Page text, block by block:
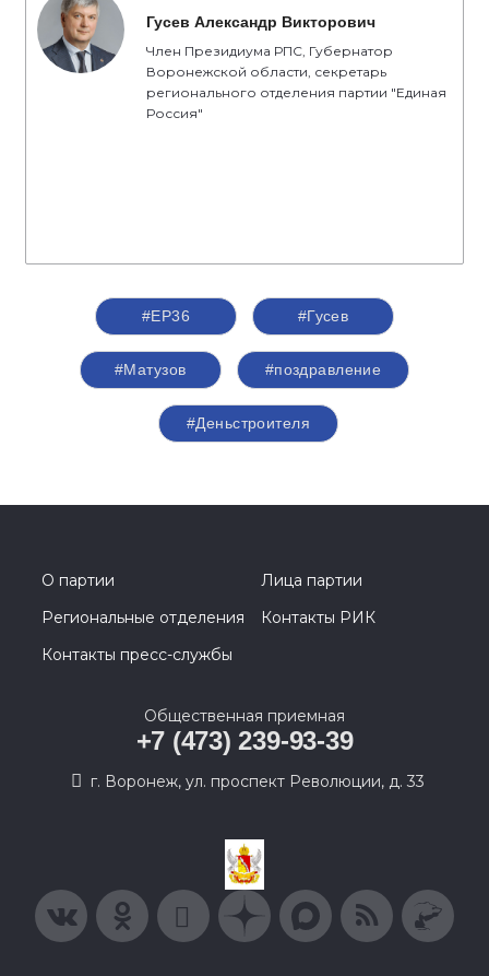
Гусев Александр Викторович
Член Президиума РПС, Губернатор
Воронежской области, секретарь
регионального отделения партии "Единая
Россия"
#ЕР36 #Гусев
#Матузов #поздравление
#Деньстроителя
О партии
Лица партии
Региональные отделения
Контакты РИК
Контакты пресс-службы
Общественная приемная
+7 (473) 239-93-39
г. Воронеж, ул. проспект Революции, д. 33